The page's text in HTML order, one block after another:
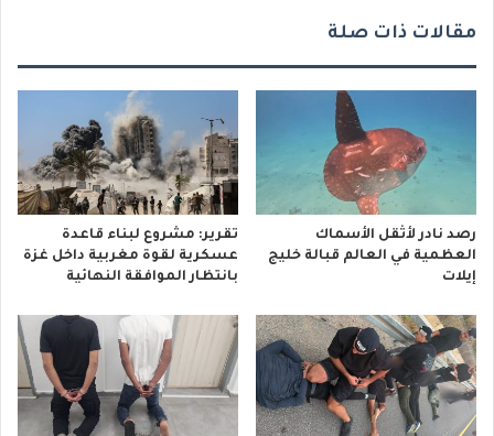
مقالات ذات صلة
رصد نادر لأثقل الأسماك
العظمية في العالم قبالة خليج
إيلات
تقرير: مشروع لبناء قاعدة
عسكرية لقوة مغربية داخل غزة
بانتظار الموافقة النهائية